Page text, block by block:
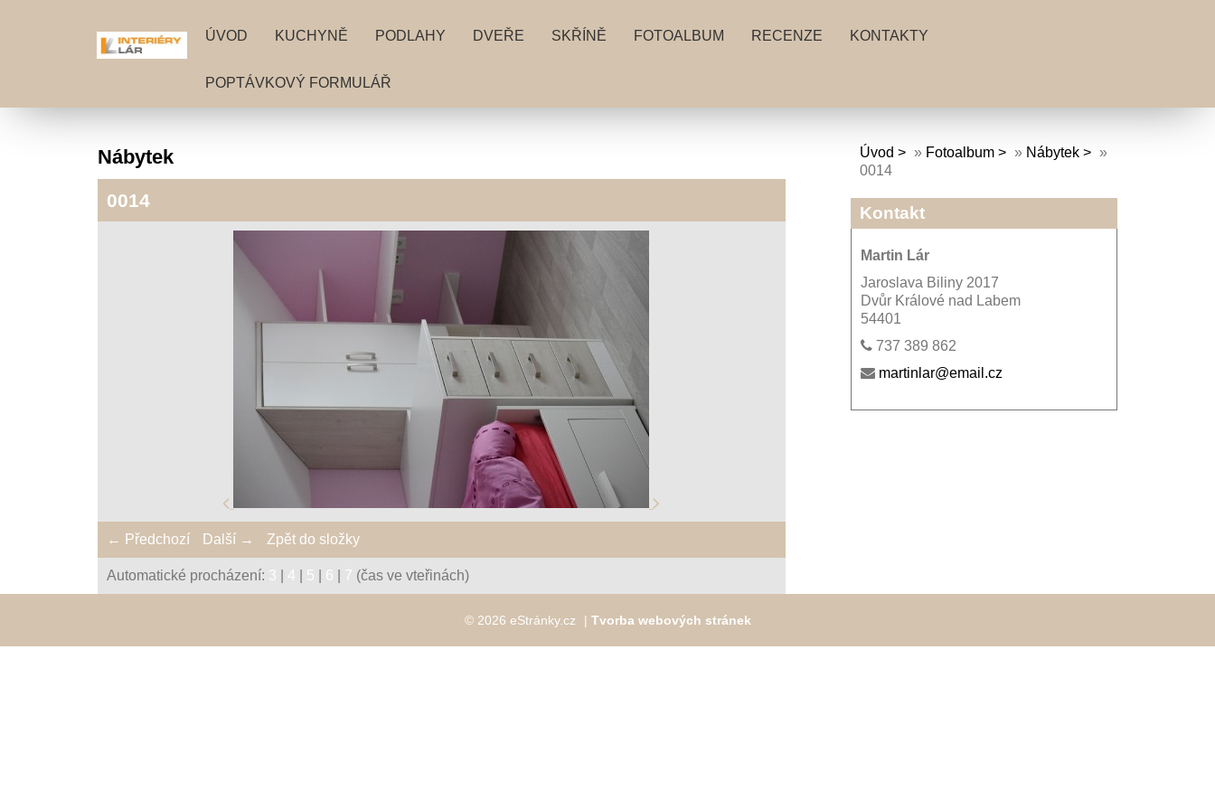
ÚVOD KUCHYNĚ PODLAHY DVEŘE SKŘÍNĚ FOTOALBUM RECENZE KONTAKTY
POPTÁVKOVÝ FORMULÁŘ
Nábytek
0014
← Předchozí Další → Zpět do složky
Automatické procházení: 3 4 5 6 7 (čas ve vteřinách)
Úvod » Fotoalbum » Nábytek
»
0014
Kontakt
Martin Lár
Jaroslava Biliny 2017
Dvůr Králové nad Labem
54401
737 389 862
martinlar@email.cz
© 2026 eStránky.cz | Tvorba webových stránek